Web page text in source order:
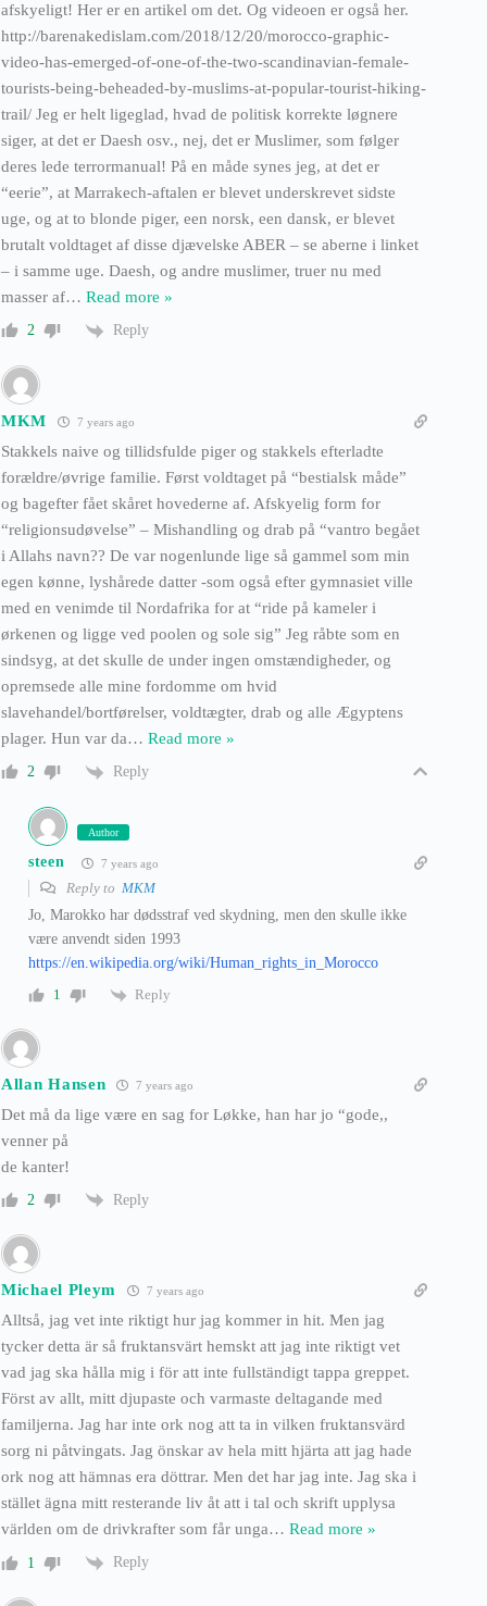
afskyeligt! Her er en artikel om det. Og videoen er også her.
http://barenakedislam.com/2018/12/20/morocco-graphic-
video-has-emerged-of-one-of-the-two-scandinavian-female-
tourists-being-beheaded-by-muslims-at-popular-tourist-hiking-
trail/ Jeg er helt ligeglad, hvad de politisk korrekte løgnere
siger, at det er Daesh osv., nej, det er Muslimer, som følger
deres lede terrormanual! På en måde synes jeg, at det er
“eerie”, at Marrakech-aftalen er blevet underskrevet sidste
uge, og at to blonde piger, een norsk, een dansk, er blevet
brutalt voldtaget af disse djævelske ABER – se aberne i linket
– i samme uge. Daesh, og andre muslimer, truer nu med
masser af… Read more »
2 Reply
MKM 7 years ago
Stakkels naive og tillidsfulde piger og stakkels efterladte
forældre/øvrige familie. Først voldtaget på “bestialsk måde”
og bagefter fået skåret hovederne af. Afskyelig form for
“religionsudøvelse” – Mishandling og drab på “vantro begået
i Allahs navn?? De var nogenlunde lige så gammel som min
egen kønne, lyshårede datter -som også efter gymnasiet ville
med en venimde til Nordafrika for at “ride på kameler i
ørkenen og ligge ved poolen og sole sig” Jeg råbte som en
sindsyg, at det skulle de under ingen omstændigheder, og
opremsede alle mine fordomme om hvid
slavehandel/bortførelser, voldtægter, drab og alle Ægyptens
plager. Hun var da… Read more »
2 Reply
Author
steen 7 years ago
Reply to MKM
Jo, Marokko har dødsstraf ved skydning, men den skulle ikke
være anvendt siden 1993
https://en.wikipedia.org/wiki/Human_rights_in_Morocco
1
Reply
Allan Hansen 7 years ago
Det må da lige være en sag for Løkke, han har jo “gode,,
venner på
de kanter!
2 Reply
Michael Pleym 7 years ago
Alltså, jag vet inte riktigt hur jag kommer in hit. Men jag
tycker detta är så fruktansvärt hemskt att jag inte riktigt vet
vad jag ska hålla mig i för att inte fullständigt tappa greppet.
Först av allt, mitt djupaste och varmaste deltagande med
familjerna. Jag har inte ork nog att ta in vilken fruktansvärd
sorg ni påtvingats. Jag önskar av hela mitt hjärta att jag hade
ork nog att hämnas era döttrar. Men det har jag inte. Jag ska i
stället ägna mitt resterande liv åt att i tal och skrift upplysa
världen om de drivkrafter som får unga… Read more »
1 Reply